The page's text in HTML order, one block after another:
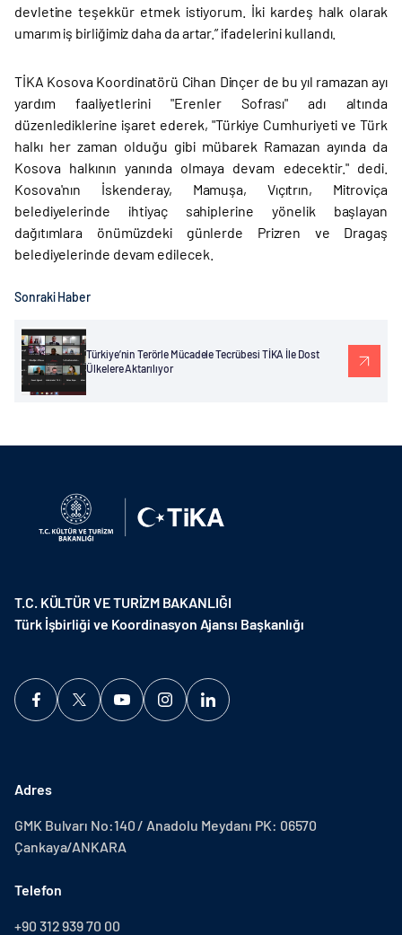
devletine teşekkür etmek istiyorum. İki kardeş halk olarak
umarım iş birliğimiz daha da artar.” ifadelerini kullandı.
TİKA Kosova Koordinatörü Cihan Dinçer de bu yıl ramazan ayı
yardım faaliyetlerini "Erenler Sofrası" adı altında
düzenlediklerine işaret ederek, "Türkiye Cumhuriyeti ve Türk
halkı her zaman olduğu gibi mübarek Ramazan ayında da
Kosova halkının yanında olmaya devam edecektir." dedi.
Kosova'nın İskenderay, Mamuşa, Vıçıtrın, Mitroviça
belediyelerinde ihtiyaç sahiplerine yönelik başlayan
dağıtımlara önümüzdeki günlerde Prizren ve Dragaş
belediyelerinde devam edilecek.
Sonraki Haber
Türkiye’nin Terörle Mücadele Tecrübesi TİKA İle Dost
Ülkelere Aktarılıyor
T.C. KÜLTÜR VE TURİZM BAKANLIĞI
Türk İşbirliği ve Koordinasyon Ajansı Başkanlığı
Adres
GMK Bulvarı No:140 / Anadolu Meydanı PK: 06570
Çankaya/ANKARA
Telefon
+90 312 939 70 00